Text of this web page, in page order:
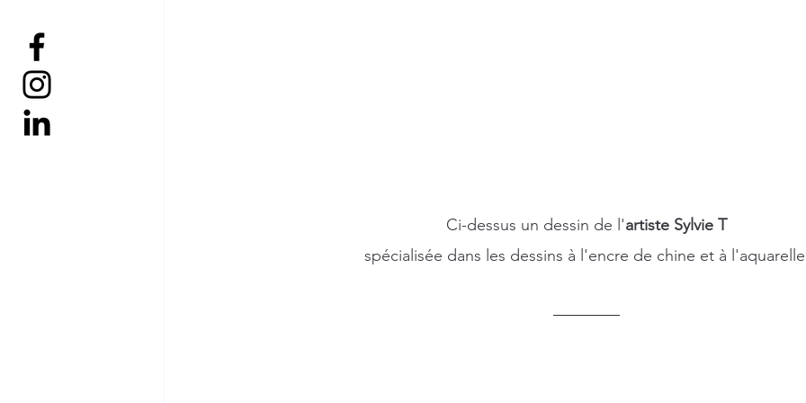
Ci-dessus un dessin de l'artiste Sylvie T
spécialisée dans les dessins à l'encre de chine et à